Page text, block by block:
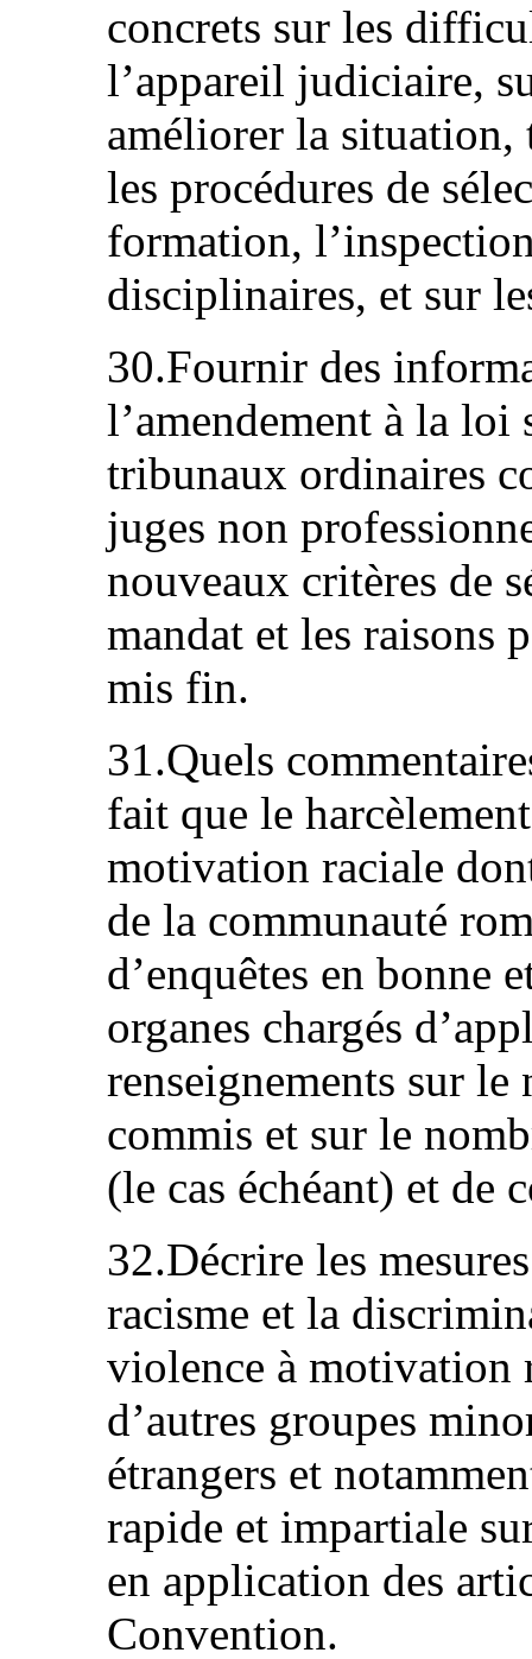
concrets sur les
l’appareil judiciaire,
améliorer la situation,
les procédures de
formation,
disciplinaires, et sur
30.Fournir des
l’amendement à la loi
tribunaux ordinaires
juges non
nouveaux critères de
mandat et les raisons
mis fin.
31.Quels
fait que le
motivation raciale
de la communauté
d’enquêtes en bonne
organes chargés
renseignements sur le
commis et sur le
(le cas échéant) et de
32.Décrire les
racisme et la
violence à motivation
d’autres groupes
étrangers et
rapide et impartiale
en application des
Convention.